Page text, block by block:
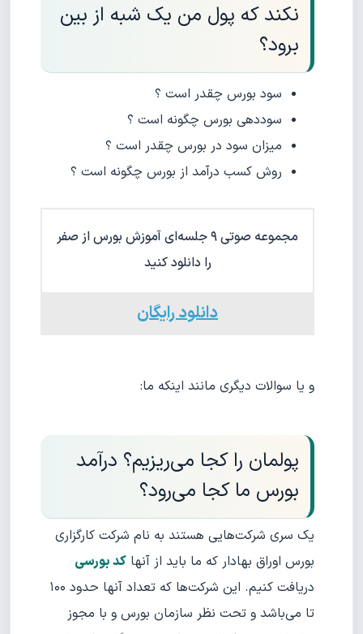
نکند که پول من یک شبه از بین
برود؟
سود بورس چقدر است ؟
سوددهی بورس چگونه است ؟
میزان سود در بورس چقدر است ؟
روش کسب درآمد از بورس چگونه است ؟
مجموعه صوتی ۹ جلسه‌ای آموزش بورس از صفر
را دانلود کنید
دانلود رایگان
و یا سوالات دیگری مانند اینکه ما:
پولمان را کجا می‌ریزیم؟ درآمد
بورس ما کجا می‌رود؟
یک سری شرکت‌هایی هستند به نام شرکت کارگزاری
بورس اوراق بهادار که ما باید از آنها کد بورسی
دریافت کنیم. این شرکت‌ها که تعداد آنها حدود ۱۰۰
تا می‌باشد و تحت نظر سازمان بورس و با مجوز